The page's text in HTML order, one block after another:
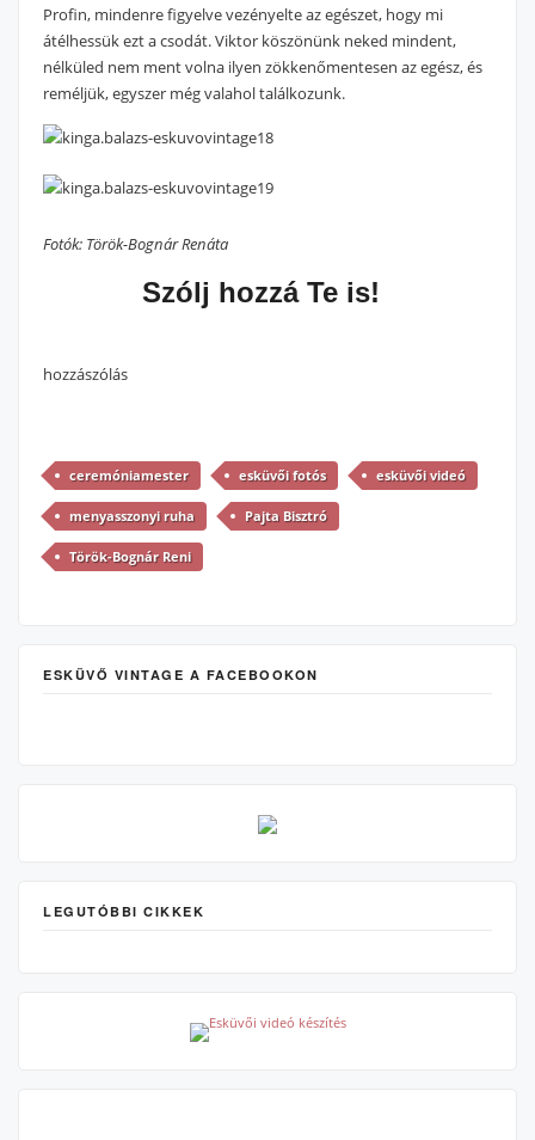
Profin, mindenre figyelve vezényelte az egészet, hogy mi
átélhessük ezt a csodát. Viktor köszönünk neked mindent,
nélküled nem ment volna ilyen zökkenőmentesen az egész, és
reméljük, egyszer még valahol találkozunk.
Fotók: Török-Bognár Renáta
Szólj hozzá Te is!
hozzászólás
ceremóniamester esküvői fotós esküvői videó
menyasszonyi ruha Pajta Bisztró
Török-Bognár Reni
ESKÜVŐ VINTAGE A FACEBOOKON
LEGUTÓBBI CIKKEK